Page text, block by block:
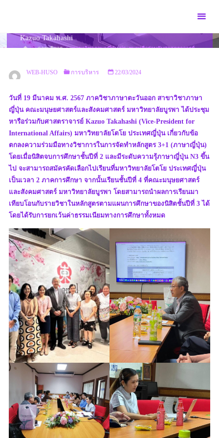
Kazuo Takahashi
HOMEการบริหาร
สาขาวิชาภาษาญี่ปุ่น ประชุมหารือร่วมกับศาสตราจารย์
WEB-HUSO การบริหาร 22/03/2024
วันที่ 19 มีนาคม พ.ศ. 2567 ภาควิชาภาษาตะวันออก สาขาวิชาภาษา
ญี่ปุ่น คณะมนุษยศาสตร์และสังคมศาสตร์ มหาวิทยาลัยบูรพา ได้ประชุม
หารือร่วมกับศาสตราจารย์ Kazuo Takahashi (Vice-President for
International Affairs) มหาวิทยาลัยโตโย ประเทศญี่ปุ่น เกี่ยวกับข้อ
ตกลงความร่วมมือทางวิชาการในการจัดทำหลักสูตร 3+1 (ภาษาญี่ปุ่น)
โดยเมื่อนิสิตจบการศึกษาชั้นปีที่ 2 และมีระดับความรุ้ภาษาญี่ปุ่น N3 ขึ้น
ไป จะสามารถสมัครคัดเลือกไปเรียนที่มหาวิทยาลัยโตโย ประเทศญี่ปุ่น
เป็นเวลา 2 ภาคการศึกษา จากนั้นเรียนชั้นปีที่ 4 ที่คณะมนุษยศาสตร์
และสังคมศาสตร์ มหาวิทยาลัยบูรพา โดยสามารถนำผลการเรียนมา
เทียบโอนกับรายวิชาในหลักสูตรตามแผนการศึกษาของนิสิตชั้นปีที่ 3 ได้
โดยได้รับการยกเว้นค่าธรรมเนียมทางการศึกษาทั้งหมด